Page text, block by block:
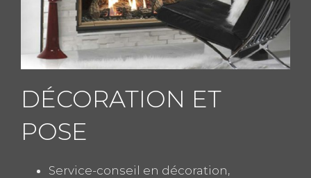
DÉCORATION ET
POSE
Service-conseil en décoration,